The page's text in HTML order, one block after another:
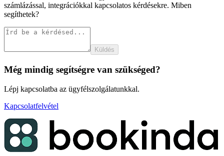
számlázással, integrációkkal kapcsolatos kérdésekre. Miben
segíthetek?
Küldés
Még mindig segítségre van szükséged?
Lépj kapcsolatba az ügyfélszolgálatunkkal.
Kapcsolatfelvétel